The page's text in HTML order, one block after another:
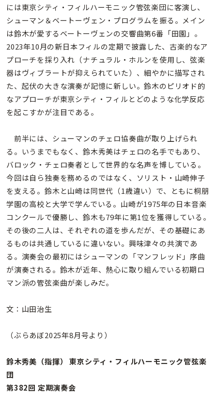
には東京シティ・フィルハーモニック管弦楽団に客演し、
シューマン＆ベートーヴェン・プログラムを振る。メイン
は鈴木が愛するベートーヴェンの交響曲第6番「田園」。
2023年10月の新日本フィルの定期で披露した、古楽的なア
プローチを採り入れ（ナチュラル・ホルンを使用し、弦楽
器はヴィブラートが抑えられていた）、細やかに描写され
た、起伏の大きな演奏が記憶に新しい。鈴木のピリオド的
なアプローチが東京シティ・フィルとどのような化学反応
を起こすかが注目である。
前半には、シューマンのチェロ協奏曲が取り上げられ
る。いうまでもなく、鈴木秀美はチェロの名手でもあり、
バロック・チェロ奏者として世界的な名声を博している。
今回は自ら独奏を務めるのではなく、ソリスト・山崎伸子
を支える。鈴木と山崎は同世代（1歳違い）で、ともに桐朋
学園の高校と大学で学んでいる。山崎が1975年の日本音楽
コンクールで優勝し、鈴木も79年に第1位を獲得している。
その後の二人は、それぞれの道を歩んだが、その基礎にあ
るものは共通しているに違いない。興味津々の共演であ
る。演奏会の最初にはシューマンの「マンフレッド」序曲
が演奏される。鈴木が近年、熱心に取り組んでいる初期ロ
マン派の管弦楽曲が楽しみだ。
文：山田治生
（ぶらあぼ2025年8月号より）
鈴木秀美（指揮） 東京シティ・フィルハーモニック管弦楽
団
第382回 定期演奏会